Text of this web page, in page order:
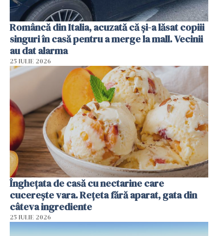
Româncă din Italia, acuzată că și-a lăsat copiii
singuri în casă pentru a merge la mall. Vecinii
au dat alarma
25 IULIE 2026
Înghețata de casă cu nectarine care
cucerește vara. Rețeta fără aparat, gata din
câteva ingrediente
25 IULIE 2026